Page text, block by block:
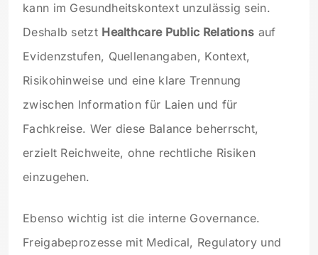
kann im Gesundheitskontext unzulässig sein.
Deshalb setzt Healthcare Public Relations auf
Evidenzstufen, Quellenangaben, Kontext,
Risikohinweise und eine klare Trennung
zwischen Information für Laien und für
Fachkreise. Wer diese Balance beherrscht,
erzielt Reichweite, ohne rechtliche Risiken
einzugehen.
Ebenso wichtig ist die interne Governance.
Freigabeprozesse mit Medical, Regulatory und